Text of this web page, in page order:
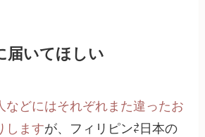
届いてほしい
などにはそれぞれまた違ったお
しますが、フィリピン⇄日本の